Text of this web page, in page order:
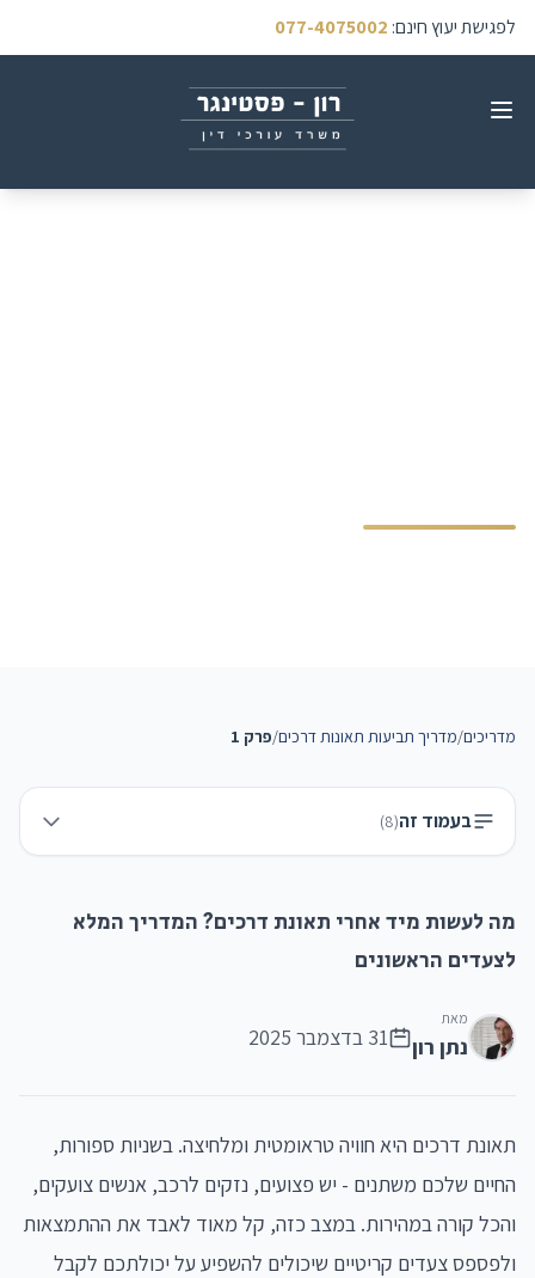
לפגישת יעוץ חינם:
077-4075002
מדריכים/מדריך תביעות תאונות דרכים/פרק 1
בעמוד זה(
8
)
מה לעשות מיד אחרי תאונת דרכים? המדריך המלא
לצעדים הראשונים
מאת
נתן רון 31 בדצמבר 2025
תאונת דרכים היא חוויה טראומטית ומלחיצה. בשניות ספורות,
החיים שלכם משתנים - יש פצועים, נזקים לרכב, אנשים צועקים,
והכל קורה במהירות. במצב כזה, קל מאוד לאבד את ההתמצאות
ולפספס צעדים קריטיים שיכולים להשפיע על יכולתכם לקבל